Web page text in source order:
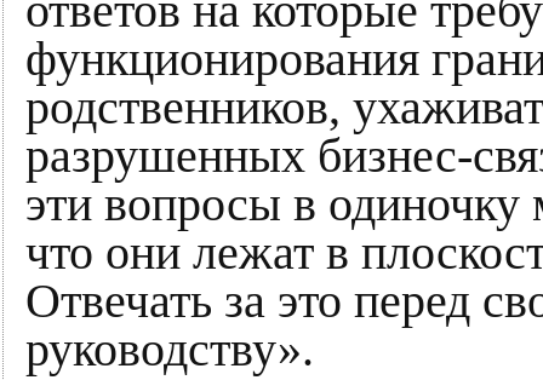
ответов на которые
функционирования
родственников,
разрушенных бизнес-
эти вопросы в
что они лежат в
Отвечать за это перед
руководству».